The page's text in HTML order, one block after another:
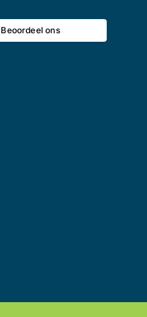
Beoordeel ons